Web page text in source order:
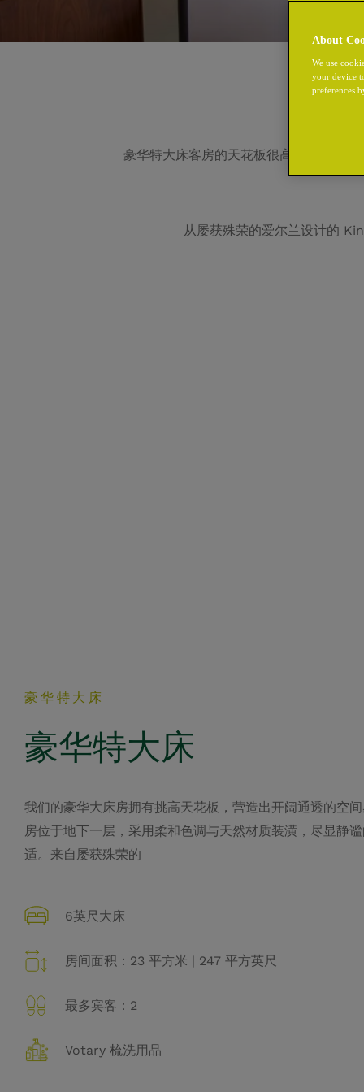
豪华特大床客房的天花板很高，给人以
从屡获殊荣的爱尔兰设计的
豪华特大床
豪华特大床
我们的豪华大床房拥有挑高天花板，营造出开阔通透的空
房位于地下一层，采用柔和色调与天然材质装潢，尽显静
适。来自屡获殊荣的
6英尺大床
房间面积：23 平方米 | 247 平方英尺
最多宾客：2
Votary 梳洗用品
About
We use
your device
preferences